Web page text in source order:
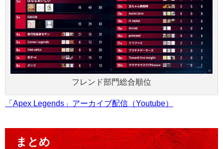
フレンド部門総合順位
「Apex Legends」アーカイブ配信（Youtube）
まとめ